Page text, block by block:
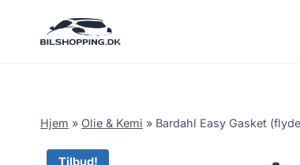
Hjem » Olie & Kemi » Bardahl Easy Gasket
Tilbud!